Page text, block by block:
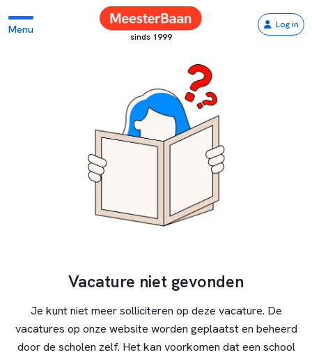
Menu
sinds 1999
Log in
Vacature niet gevonden
Je kunt niet meer solliciteren op deze vacature. De
vacatures op onze website worden geplaatst en beheerd
door de scholen zelf. Het kan voorkomen dat een school